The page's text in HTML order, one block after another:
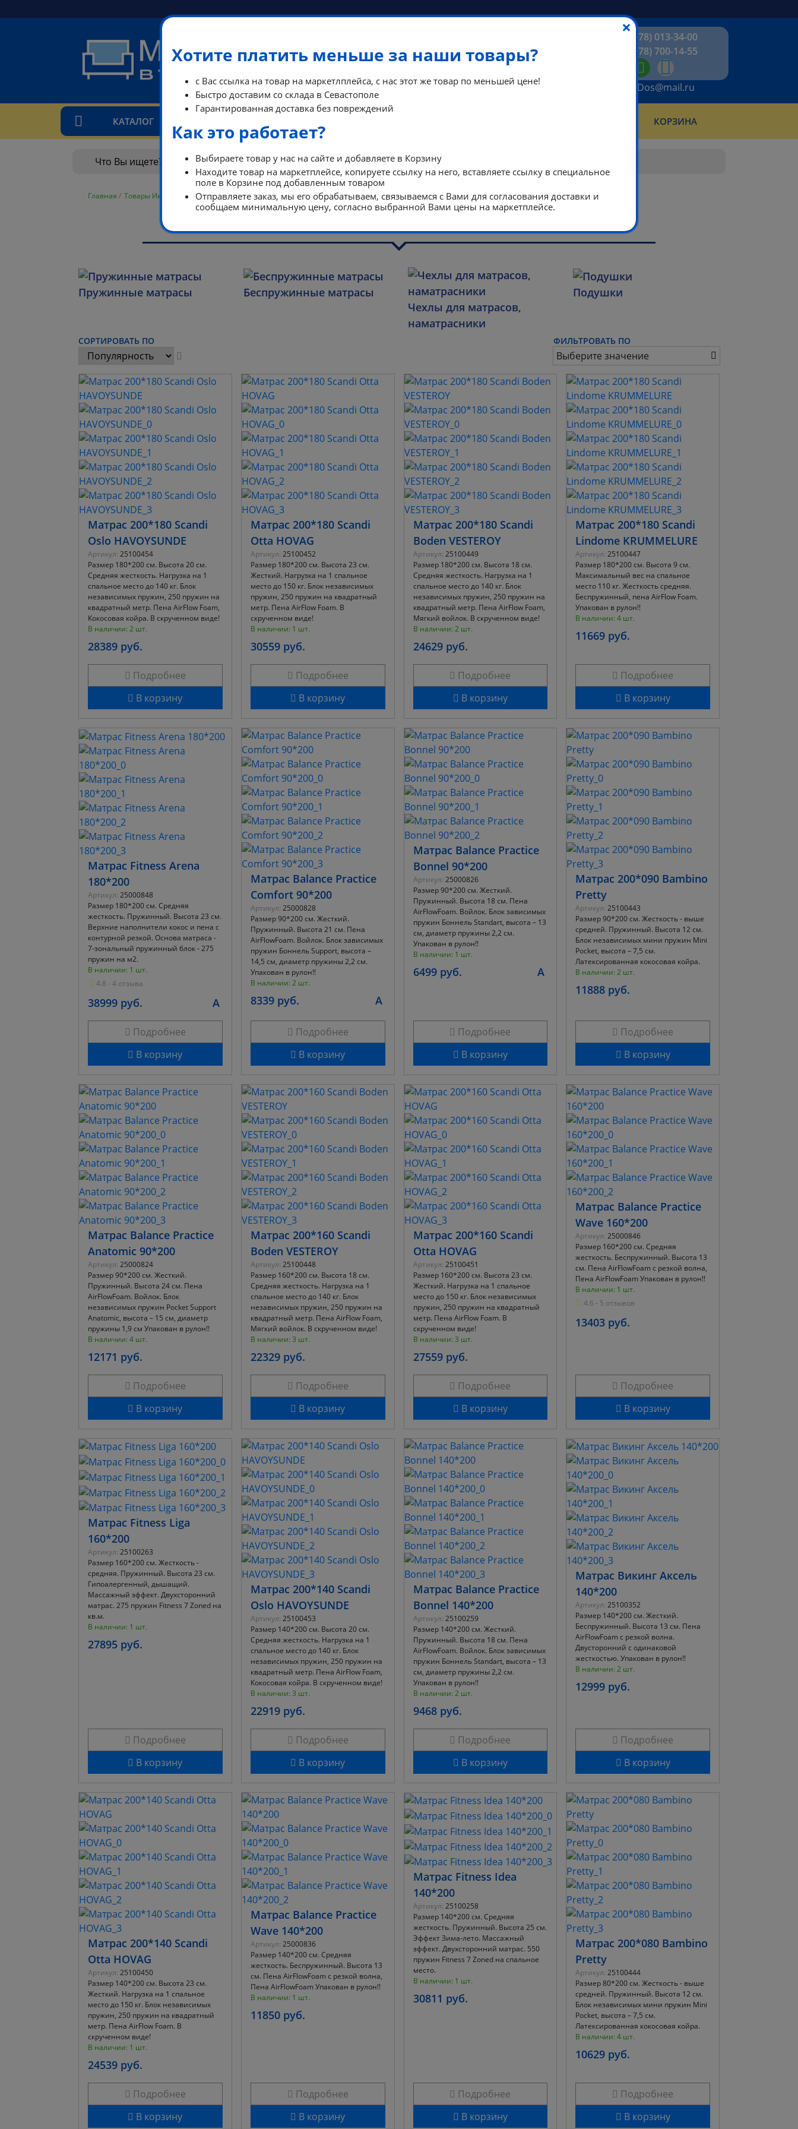
+7 (978) 013-34-00
+7 (978) 700-14-55
ikeaDos@mail.ru
КАТАЛОГ КОРЗИНА
Главная / Товары Икеа в наличии/ Специальные предложения/ Матрасы
Матрасы
Пружинные матрасы
Беспружинные матрасы
Чехлы для матрасов,
наматрасники
Подушки
СОРТИРОВАТЬ ПО ФИЛЬТРОВАТЬ ПО
Выберите значение
Матрас 200*180 Scandi
Oslo HAVOYSUNDE
Артикул: 25100454
Размер 180*200 см. Высота 20 см.
Средняя жесткость. Нагрузка на 1
спальное место до 140 кг. Блок
независимых пружин, 250 пружин на
квадратный метр. Пена AirFlow Foam,
Кокосовая койра. В скрученном виде!
В наличии: 2 шт.
28389 руб.
Подробнее
В корзину
Матрас 200*180 Scandi
Otta HOVAG
Артикул: 25100452
Размер 180*200 см. Высота 23 см.
Жесткий. Нагрузка на 1 спальное
место до 150 кг. Блок независимых
пружин, 250 пружин на квадратный
метр. Пена AirFlow Foam. В
скрученном виде!
В наличии: 1 шт.
30559 руб.
Подробнее
В корзину
Матрас 200*180 Scandi
Boden VESTEROY
Артикул: 25100449
Размер 180*200 см. Высота 18 см.
Средняя жесткость. Нагрузка на 1
спальное место до 140 кг. Блок
независимых пружин, 250 пружин на
квадратный метр. Пена AirFlow Foam,
Мягкий войлок. В скрученном виде!
В наличии: 2 шт.
24629 руб.
Подробнее
В корзину
Матрас 200*180 Scandi
Lindome KRUMMELURE
Артикул: 25100447
Размер 180*200 см. Высота 9 см.
Максимальный вес на спальное
место 110 кг. Жесткость средняя.
Беспружинный, пена AirFlow Foam.
Упакован в рулон!!
В наличии: 4 шт.
11669 руб.
Подробнее
В корзину
Матрас Fitness Arena
180*200
Артикул: 25000848
Размер 180*200 см. Средняя
жесткость. Пружинный. Высота 23 см.
Верхние наполнители кокос и пена с
контурной резкой. Основа матраса -
7-зональный пружинный блок - 275
пружин на м2.
В наличии: 1 шт.
4.8 - 4 отзыва
38999 руб. A
Подробнее
В корзину
Матрас Balance Practice
Comfort 90*200
Артикул: 25000828
Размер 90*200 см. Жесткий.
Пружинный. Высота 21 см. Пена
AirFlowFoam. Войлок. Блок зависимых
пружин Боннель Support, высота –
14,5 см, диаметр пружины 2,2 см.
Упакован в рулон!!
В наличии: 2 шт.
8339 руб. A
Подробнее
В корзину
Матрас Balance Practice
Bonnel 90*200
Артикул: 25000826
Размер 90*200 см. Жесткий.
Пружинный. Высота 18 см. Пена
AirFlowFoam. Войлок. Блок зависимых
пружин Боннель Standart, высота – 13
см, диаметр пружины 2,2 см.
Упакован в рулон!!
В наличии: 1 шт.
6499 руб. A
Подробнее
В корзину
Матрас 200*090 Bambino
Pretty
Артикул: 25100443
Размер 90*200 см. Жесткость - выше
средней. Пружинный. Высота 12 см.
Блок независимых мини пружин Mini
Pocket, высота – 7,5 см.
Латексированная кокосовая койра.
В наличии: 2 шт.
11888 руб.
Подробнее
В корзину
Матрас Balance Practice
Anatomic 90*200
Артикул: 25000824
Размер 90*200 см. Жесткий.
Пружинный. Высота 24 см. Пена
AirFlowFoam. Войлок. Блок
независимых пружин Pocket Support
Anatomic, высота – 15 см, диаметр
пружины 1,9 см Упакован в рулон!!
В наличии: 4 шт.
12171 руб.
Подробнее
В корзину
Матрас 200*160 Scandi
Boden VESTEROY
Артикул: 25100448
Размер 160*200 см. Высота 18 см.
Средняя жесткость. Нагрузка на 1
спальное место до 140 кг. Блок
независимых пружин, 250 пружин на
квадратный метр. Пена AirFlow Foam,
Мягкий войлок. В скрученном виде!
В наличии: 3 шт.
22329 руб.
Подробнее
В корзину
Матрас 200*160 Scandi
Otta HOVAG
Артикул: 25100451
Размер 160*200 см. Высота 23 см.
Жесткий. Нагрузка на 1 спальное
место до 150 кг. Блок независимых
пружин, 250 пружин на квадратный
метр. Пена AirFlow Foam. В
скрученном виде!
В наличии: 3 шт.
27559 руб.
Подробнее
В корзину
Матрас Balance Practice
Wave 160*200
Артикул: 25000846
Размер 160*200 см. Средняя
жесткость. Беспружинный. Высота 13
см. Пена AirFlowFoam с резкой волна,
Пена AirFlowFoam Упакован в рулон!!
В наличии: 1 шт.
4.6 - 5 отзывов
13403 руб.
Подробнее
В корзину
Матрас Fitness Liga
160*200
Артикул: 25100263
Размер 160*200 см. Жесткость -
средняя. Пружинный. Высота 23 см.
Гипоалергенный, дышащий.
Массажный эффект. Двухсторонний
матрас. 275 пружин Fitnеss 7 Zoned на
кв.м.
В наличии: 1 шт.
27895 руб.
Подробнее
В корзину
Матрас 200*140 Scandi
Oslo HAVOYSUNDE
Артикул: 25100453
Размер 140*200 см. Высота 20 см.
Средняя жесткость. Нагрузка на 1
спальное место до 140 кг. Блок
независимых пружин, 250 пружин на
квадратный метр. Пена AirFlow Foam,
Кокосовая койра. В скрученном виде!
В наличии: 3 шт.
22919 руб.
Подробнее
В корзину
Матрас Balance Practice
Bonnel 140*200
Артикул: 25100259
Размер 140*200 см. Жесткий.
Пружинный. Высота 18 см. Пена
AirFlowFoam. Войлок. Блок зависимых
пружин Боннель Standart, высота – 13
см, диаметр пружины 2,2 см.
Упакован в рулон!!
В наличии: 2 шт.
9468 руб.
Подробнее
В корзину
Матрас Викинг Аксель
140*200
Артикул: 25100352
Размер 140*200 см. Жесткий.
Беспружинный. Высота 13 см. Пена
AirFlowFoam с резкой волна.
Двусторонний с одинаковой
жесткостью. Упакован в рулон!!
В наличии: 2 шт.
12999 руб.
Подробнее
В корзину
Матрас 200*140 Scandi
Otta HOVAG
Артикул: 25100450
Размер 140*200 см. Высота 23 см.
Жесткий. Нагрузка на 1 спальное
место до 150 кг. Блок независимых
пружин, 250 пружин на квадратный
метр. Пена AirFlow Foam. В
скрученном виде!
В наличии: 1 шт.
24539 руб.
Подробнее
В корзину
Матрас Balance Practice
Wave 140*200
Артикул: 25000836
Размер 140*200 см. Средняя
жесткость. Беспружинный. Высота 13
см. Пена AirFlowFoam с резкой волна,
Пена AirFlowFoam Упакован в рулон!!
В наличии: 1 шт.
11850 руб.
Подробнее
В корзину
Матрас Fitness Idea
140*200
Артикул: 25100258
Размер 140*200 см. Средняя
жесткость. Пружинный. Высота 25 см.
Эффект Зима-лето. Массажный
эффект. Двухсторонний матрас. 550
пружин Fitnеss 7 Zoned на спальное
место.
В наличии: 1 шт.
30811 руб.
Подробнее
В корзину
Матрас 200*080 Bambino
Pretty
Артикул: 25100444
Размер 80*200 см. Жесткость - выше
средней. Пружинный. Высота 12 см.
Блок независимых мини пружин Mini
Pocket, высота – 7,5 см.
Латексированная кокосовая койра.
В наличии: 4 шт.
10629 руб.
Подробнее
В корзину
×
Хотите платить меньше за наши товары?
с Вас ссылка на товар на маркетлплейса, с нас этот же товар по меньшей цене!
Быстро доставим со склада в Севастополе
Гарантированная доставка без повреждений
Как это работает?
Выбираете товар у нас на сайте и добавляете в Корзину
Находите товар на маркетплейсе, копируете ссылку на него, вставляете ссылку в специальное
поле в Корзине под добавленным товаром
Отправляете заказ, мы его обрабатываем, связываемся с Вами для согласования доставки и
сообщаем минимальную цену, согласно выбранной Вами цены на маркетплейсе.